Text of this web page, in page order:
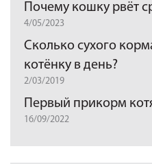
Почему кошку рвёт
4/05/2023
Сколько сухого
котёнку в день?
2/03/2019
Первый прикорм
16/09/2022